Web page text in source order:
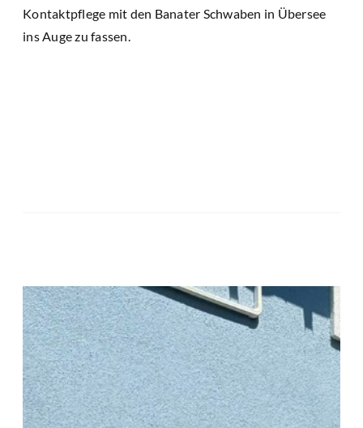
Kontaktpflege mit den Banater Schwaben in Übersee
ins Auge zu fassen.